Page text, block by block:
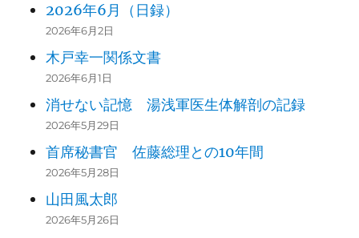
2026年6月（日録）
2026年6月2日
木戸幸一関係文書
2026年6月1日
消せない記憶 湯浅軍医生体解剖の記録
2026年5月29日
首席秘書官 佐藤総理との10年間
2026年5月28日
山田風太郎
2026年5月26日